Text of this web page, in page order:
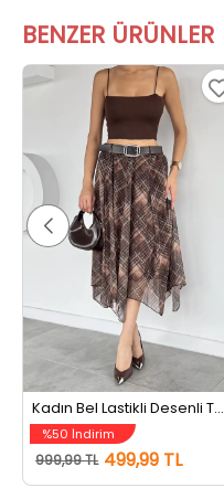
BENZER ÜRÜNLER
Kadın Bel Lastikli Desenli Tül Etek Kahve
%50 İndirim
999,99 TL 499,99 TL